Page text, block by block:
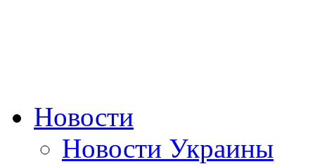
Новости
Новости Украины